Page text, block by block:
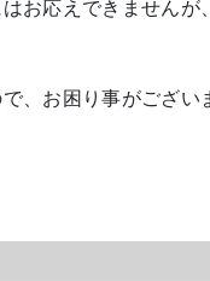
お応えできませんが
、お困り事がござい